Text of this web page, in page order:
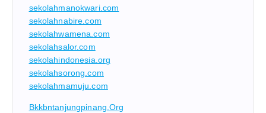
sekolahmanokwari.com
sekolahnabire.com
sekolahwamena.com
sekolahsalor.com
sekolahindonesia.org
sekolahsorong.com
sekolahmamuju.com
Bkkbntanjungpinang.org